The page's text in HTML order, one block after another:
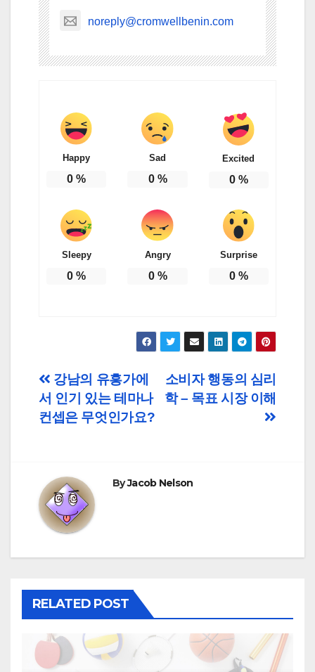
noreply@cromwellbenin.com
Happy
0 %
Sad
0%
Excited
0%
Sleepy
0 %
Angry
0%
Surprise
0%
Post
navigation
소비자 행동의 심리
학 – 목표 시장 이해
강남의 유흥가에
서 인기 있는 테마나
컨셉은 무엇인가요?
ByJacob Nelson
RELATED POST